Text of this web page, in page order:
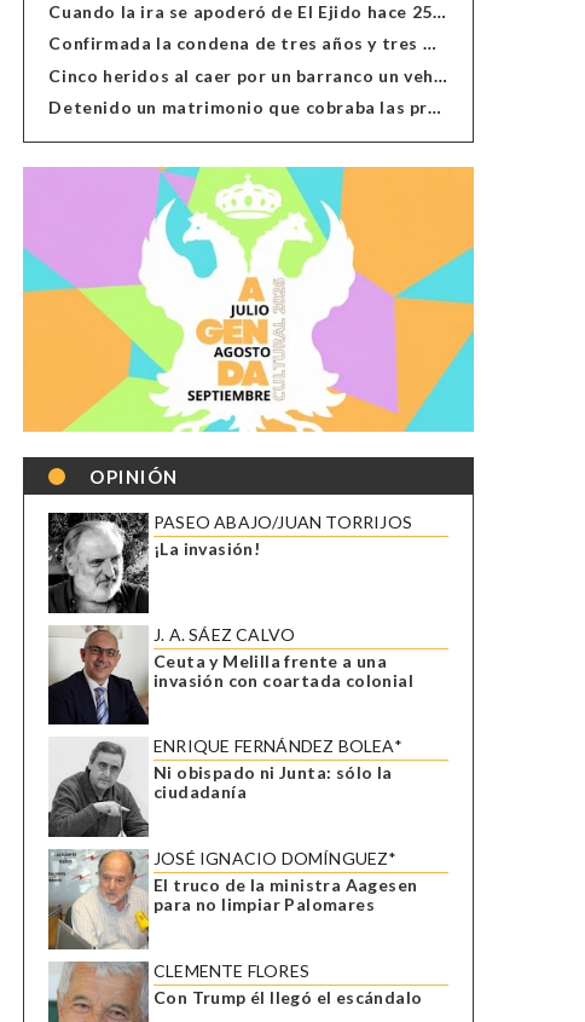
Cuando la ira se apoderó de El Ejido hace 25 años
Confirmada la condena de tres años y tres meses al hombre de Antas acusado de xenofobia
Cinco heridos al caer por un barranco un vehículo en Alcolea
Detenido un matrimonio que cobraba las prestaciones de ilegales en Almería, Granada, Málaga, Huelva y Murcia
OPINIÓN
PASEO ABAJO/JUAN TORRIJOS
¡La invasión!
J. A. SÁEZ CALVO
Ceuta y Melilla frente a una
invasión con coartada colonial
ENRIQUE FERNÁNDEZ BOLEA*
Ni obispado ni Junta: sólo la
ciudadanía
JOSÉ IGNACIO DOMÍNGUEZ*
El truco de la ministra Aagesen
para no limpiar Palomares
CLEMENTE FLORES
Con Trump él llegó el escándalo